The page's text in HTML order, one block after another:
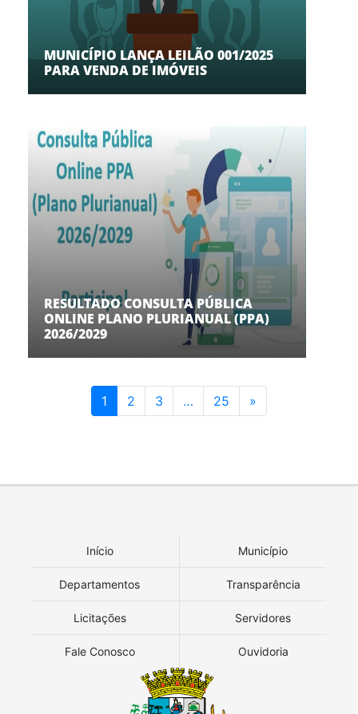
MUNICÍPIO LANÇA LEILÃO 001/2025
PARA VENDA DE IMÓVEIS
RESULTADO CONSULTA PÚBLICA
ONLINE PLANO PLURIANUAL (PPA)
2026/2029
1 2 3 … 25 »
Início Município
Departamentos Transparência
Licitações Servidores
Fale Conosco Ouvidoria